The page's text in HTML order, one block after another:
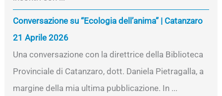
Conversazione su “Ecologia dell’anima” | Catanzaro
21 Aprile 2026
Una conversazione con la direttrice della Biblioteca
Provinciale di Catanzaro, dott. Daniela Pietragalla, a
margine della mia ultima pubblicazione. In ...